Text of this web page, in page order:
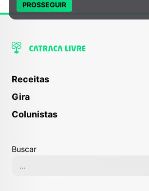
Receitas
Gira
Colunistas
Buscar
PROSSEGUIR